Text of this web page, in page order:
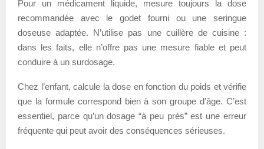
Pour un médicament liquide, mesure toujours la dose
recommandée avec le godet fourni ou une seringue
doseuse adaptée. N’utilise pas une cuillère de cuisine :
dans les faits, elle n’offre pas une mesure fiable et peut
conduire à un surdosage.
Chez l’enfant, calcule la dose en fonction du poids et vérifie
que la formule correspond bien à son groupe d’âge. C’est
essentiel, parce qu’un dosage “à peu près” est une erreur
fréquente qui peut avoir des conséquences sérieuses.